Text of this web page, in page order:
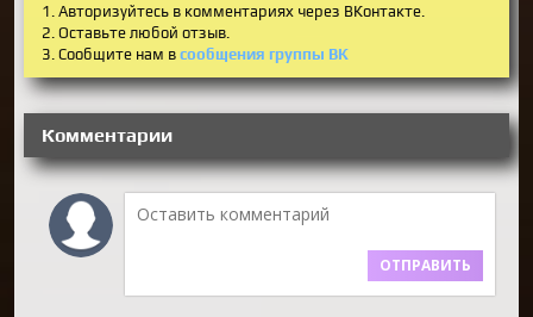
1. Авторизуйтесь в комментариях через ВКонтакте.
2. Оставьте любой отзыв.
3. Сообщите нам в сообщения группы ВК
Комментарии
ОТПРАВИТЬ